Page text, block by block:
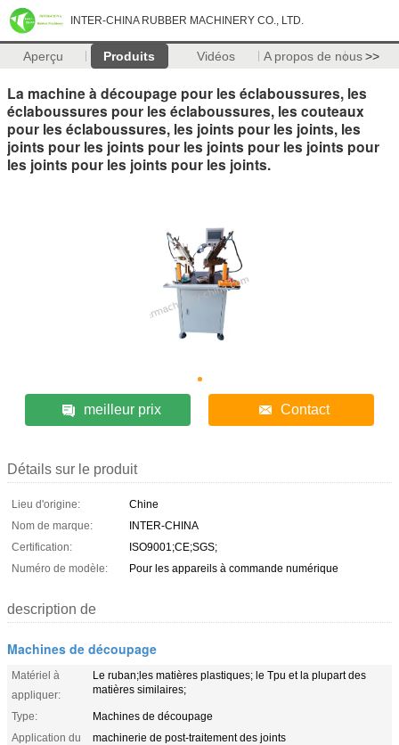
INTER-CHINA RUBBER MACHINERY CO., LTD.
Aperçu Produits Vidéos A propos de nous>>
La machine à découpage pour les éclaboussures, les
éclaboussures pour les éclaboussures, les couteaux
pour les éclaboussures, les joints pour les joints, les
joints pour les joints pour les joints pour les joints pour
les joints pour les joints pour les joints.
meilleur prix Contact
Détails sur le produit
Lieu d'origine:
Chine
Nom de marque:
INTER-CHINA
Certification:
ISO9001;CE;SGS;
Numéro de modèle:
Pour les appareils à commande numérique
description de
Machines de découpage
Matériel à
appliquer:
Le ruban;les matières plastiques; le Tpu et la plupart des
matières similaires;
Type:
Machines de découpage
Application du
machinerie de post-traitement des joints